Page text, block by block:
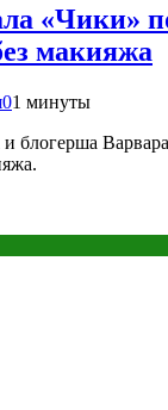
«Чики»
макияжа
01 минуты
и блогерша